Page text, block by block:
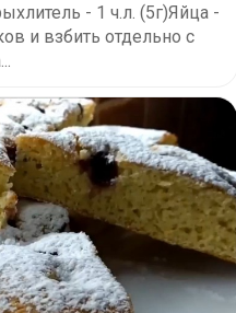
- 1 ч.л. (5г)Яйца -
и взбить отдельно с